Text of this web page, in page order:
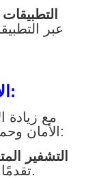
التطبيقات
عبر
5. الأمان والخصوصية:
مع زيادة
الأمان وحماية البيانات الشخصية أكثر أهمية:
التشفير
تقدمًا لحماية بيانات المستخدمين.